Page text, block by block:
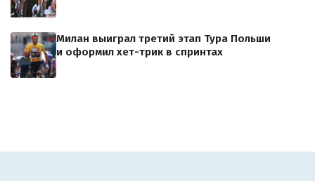
Милан выиграл третий этап Тура Польши
и оформил хет-трик в спринтах